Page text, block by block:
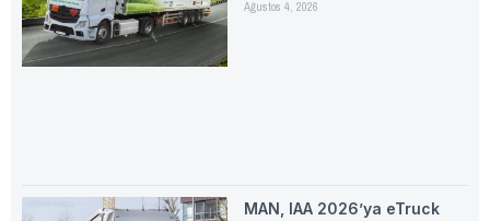
Ağustos 4, 2026
MAN, IAA 2026’ya eTruck